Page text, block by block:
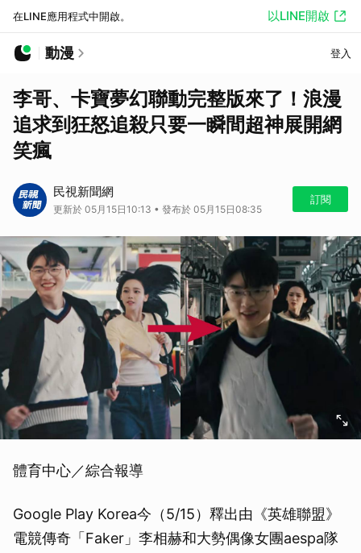
在LINE應用程式中開啟。 以LINE開啟
動漫 登入
李哥、卡寶夢幻聯動完整版來了！浪漫
追求到狂怒追殺只要一瞬間超神展開網
笑瘋
民視新聞網
更新於 05月15日10:13 • 發布於 05月15日08:35
訂閱
體育中心／綜合報導
Google Play Korea今（5/15）釋出由《英雄聯盟》
電競傳奇「Faker」李相赫和大勢偶像女團aespa隊